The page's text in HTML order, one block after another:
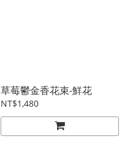
草莓鬱金香花束-鮮花
NT$1,480